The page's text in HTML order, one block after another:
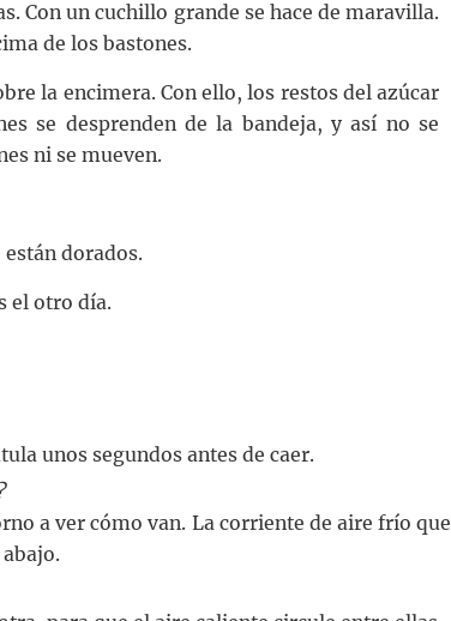
Con un cuchillo grande se hace de maravilla.
de los bastones.
la encimera. Con ello, los restos del azúcar
se desprenden de la bandeja, y así no se
ni se mueven.
dorados.
el otro día.
unos segundos antes de caer.
a ver cómo van. La corriente de aire frío que